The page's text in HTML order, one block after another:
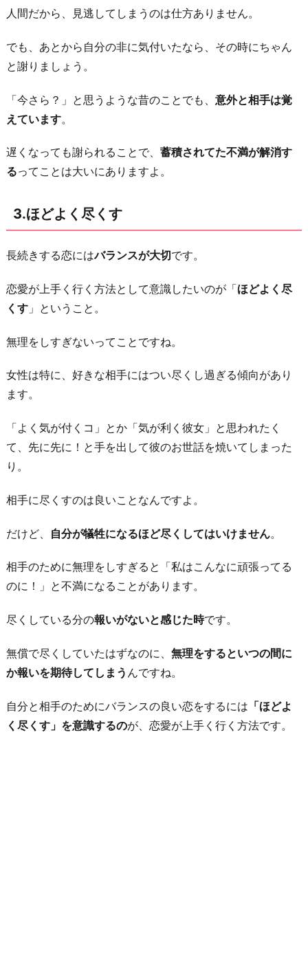
人間だから、見逃してしまうのは仕方ありません。
でも、あとから自分の非に気付いたなら、その時にちゃん
と謝りましょう。
「今さら？」と思うような昔のことでも、 意外と相手は覚
えています。
遅くなっても謝られることで、 蓄積されてた不満が解消す
るってことは大いにありますよ。
3.ほどよく尽くす
長続きする恋にはバランスが大切です。
恋愛が上手く行く方法として意識したいのが「ほどよく尽
くす 」ということ。
無理をしすぎないってことですね。
女性は特に、好きな相手にはつい尽くし過ぎる傾向があり
ます。
「よく気が付くコ」とか「気が利く彼女」と思われたく
て、先に先に！と手を出して彼のお世話を焼いてしまった
り。
相手に尽くすのは良いことなんですよ。
だけど、 自分が犠牲になるほど尽くしてはいけません。
相手のために無理をしすぎると「私はこんなに頑張ってる
のに！」と不満になることがあります。
尽くしている分の報いがないと感じた時です。
無償で尽くしていたはずなのに、 無理をするといつの間に
か報いを期待してしまう んですね。
自分と相手のためにバランスの良い恋をするには 「ほどよ
く尽くす」を意識するのが、恋愛が上手く行く方法です。